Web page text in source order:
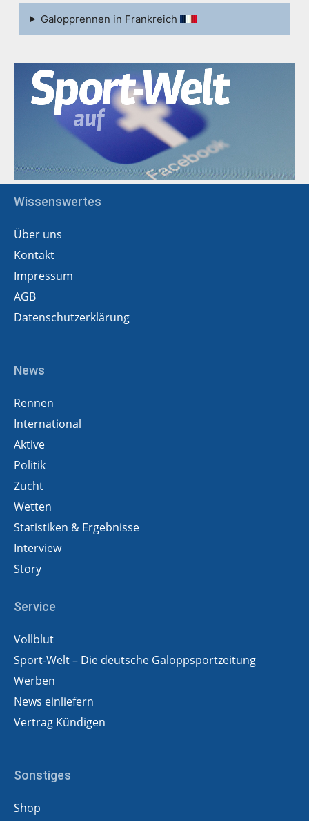
Galopprennen in Frankreich
Wissenswertes
Über uns
Kontakt
Impressum
AGB
Datenschutzerklärung
News
Rennen
International
Aktive
Politik
Zucht
Wetten
Statistiken & Ergebnisse
Interview
Story
Service
Vollblut
Sport-Welt – Die deutsche Galoppsportzeitung
Werben
News einliefern
Vertrag Kündigen
Sonstiges
Shop